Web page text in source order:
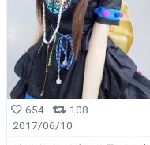
654
108
2017/06/10